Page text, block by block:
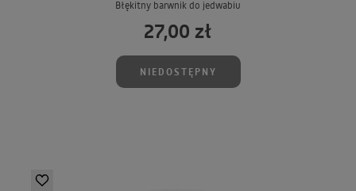
Błękitny barwnik do jedwabiu
27,00 zł
NIEDOSTĘPNY